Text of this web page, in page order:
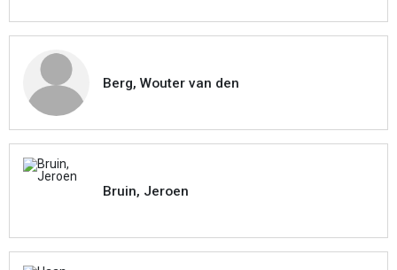
Berg, Wouter van den
Bruin, Jeroen